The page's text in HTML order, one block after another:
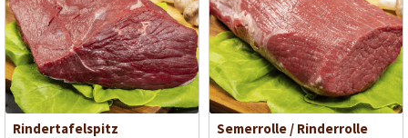
Rindertafelspitz Semerrolle / Rinderrolle